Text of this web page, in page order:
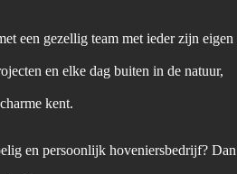
een gezellig team met ieder zijn eigen
en elke dag buiten in de natuur,
kent.
en persoonlijk hoveniersbedrijf? Dan